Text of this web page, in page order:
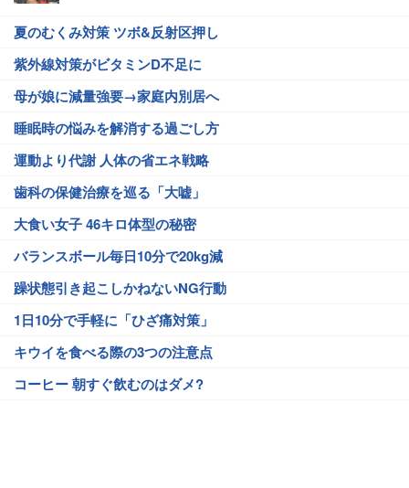
夏のむくみ対策 ツボ&反射区押し
紫外線対策がビタミンD不足に
母が娘に減量強要→家庭内別居へ
睡眠時の悩みを解消する過ごし方
運動より代謝 人体の省エネ戦略
歯科の保健治療を巡る「大嘘」
大食い女子 46キロ体型の秘密
バランスボール毎日10分で20kg減
躁状態引き起こしかねないNG行動
1日10分で手軽に「ひざ痛対策」
キウイを食べる際の3つの注意点
コーヒー 朝すぐ飲むのはダメ?